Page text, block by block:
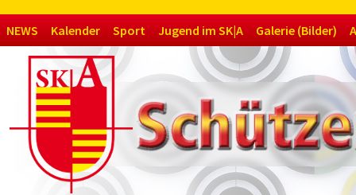
Navigation
überspringen
NEWS Kalender Sport Jugend im SK|A Galerie (Bilder)